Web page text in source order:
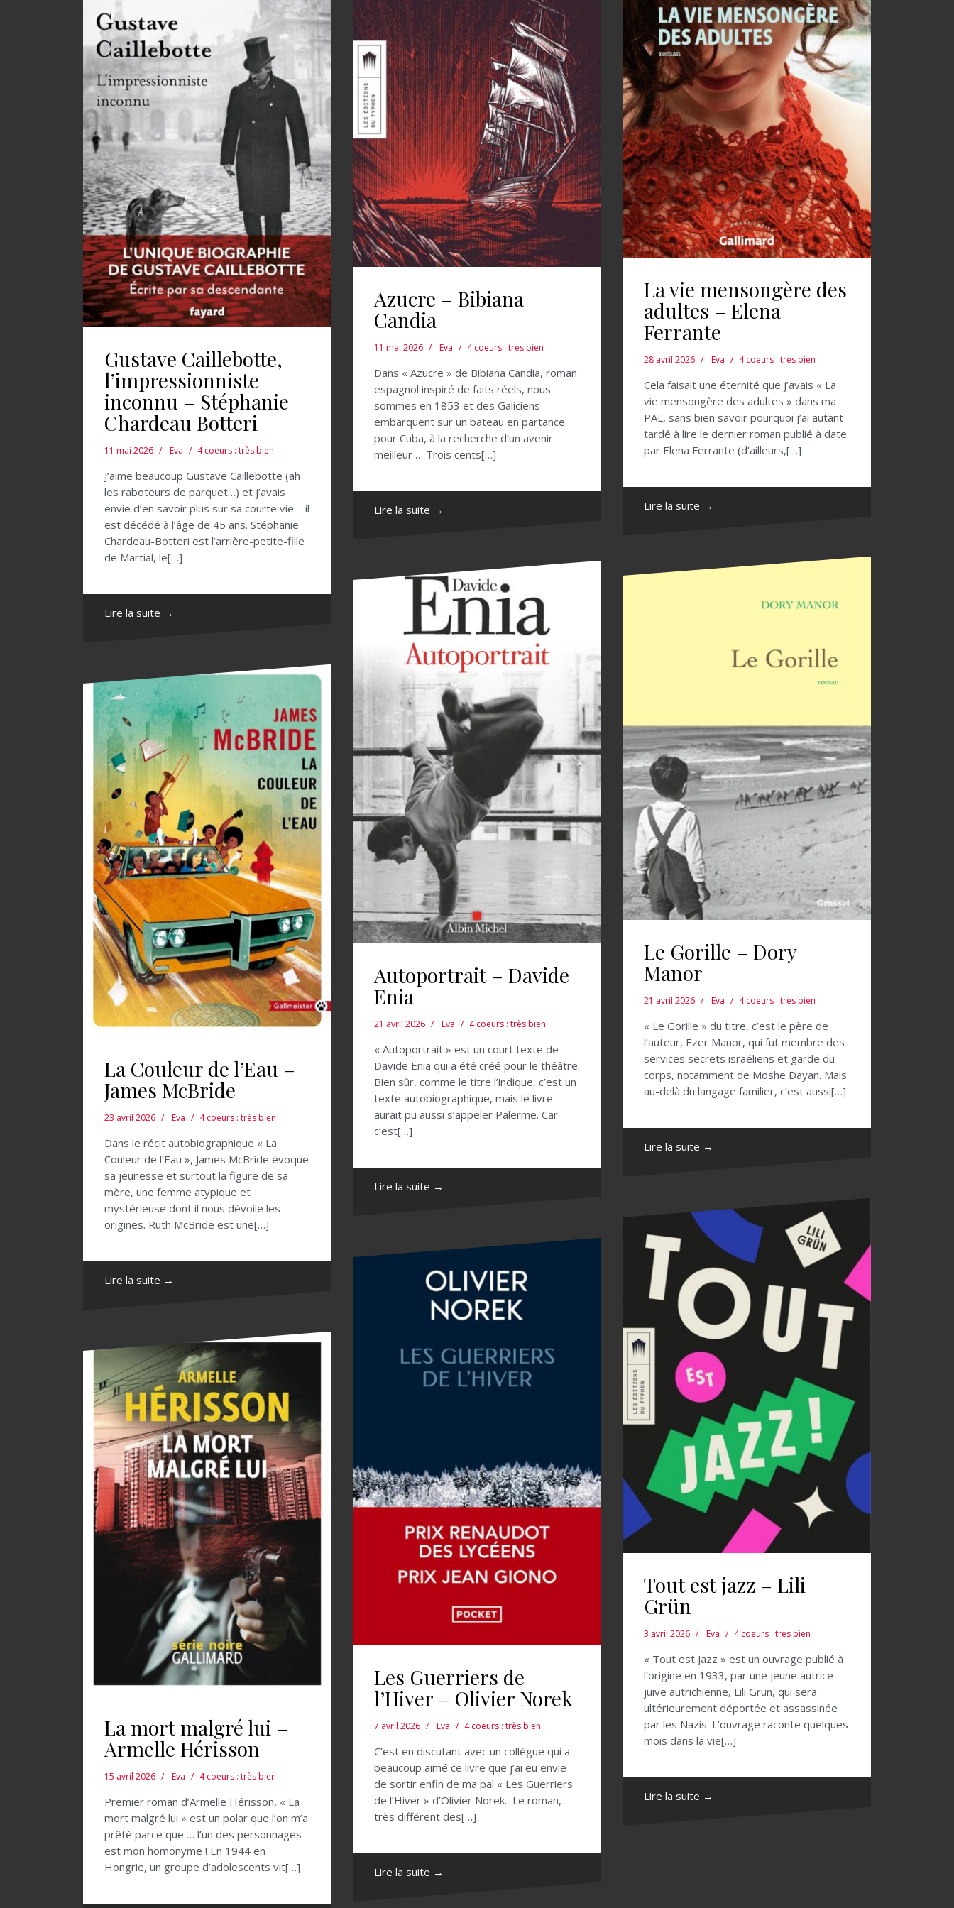
Gustave Caillebotte,
l’impressionniste
inconnu – Stéphanie
Chardeau Botteri
11 mai 2026 Eva 4 coeurs : très bien
J’aime beaucoup Gustave Caillebotte (ah
les raboteurs de parquet…) et j’avais
envie d’en savoir plus sur sa courte vie – il
est décédé à l’âge de 45 ans. Stéphanie
Chardeau-Botteri est l’arrière-petite-fille
de Martial, le[…]
Lire la suite →
Azucre – Bibiana
Candia
11 mai 2026 Eva 4 coeurs : très bien
Dans « Azucre » de Bibiana Candia, roman
espagnol inspiré de faits réels, nous
sommes en 1853 et des Galiciens
embarquent sur un bateau en partance
pour Cuba, à la recherche d’un avenir
meilleur … Trois cents[…]
Lire la suite →
La vie mensongère des
adultes – Elena
Ferrante
28 avril 2026 Eva 4 coeurs : très bien
Cela faisait une éternité que j’avais « La
vie mensongère des adultes » dans ma
PAL, sans bien savoir pourquoi j’ai autant
tardé à lire le dernier roman publié à date
par Elena Ferrante (d’ailleurs,[…]
Lire la suite →
La Couleur de l’Eau –
James McBride
23 avril 2026 Eva 4 coeurs : très bien
Dans le récit autobiographique « La
Couleur de l’Eau », James McBride évoque
sa jeunesse et surtout la figure de sa
mère, une femme atypique et
mystérieuse dont il nous dévoile les
origines. Ruth McBride est une[…]
Lire la suite →
Autoportrait – Davide
Enia
21 avril 2026 Eva 4 coeurs : très bien
« Autoportrait » est un court texte de
Davide Enia qui a été créé pour le théâtre.
Bien sûr, comme le titre l’indique, c’est un
texte autobiographique, mais le livre
aurait pu aussi s’appeler Palerme. Car
c’est[…]
Lire la suite →
Le Gorille – Dory
Manor
21 avril 2026 Eva 4 coeurs : très bien
« Le Gorille » du titre, c’est le père de
l’auteur, Ezer Manor, qui fut membre des
services secrets israéliens et garde du
corps, notamment de Moshe Dayan. Mais
au-delà du langage familier, c’est aussi[…]
Lire la suite →
La mort malgré lui –
Armelle Hérisson
15 avril 2026 Eva 4 coeurs : très bien
Premier roman d’Armelle Hérisson, « La
mort malgré lui » est un polar que l’on m’a
prêté parce que … l’un des personnages
est mon homonyme ! En 1944 en
Hongrie, un groupe d’adolescents vit[…]
Les Guerriers de
l’Hiver – Olivier Norek
7 avril 2026 Eva 4 coeurs : très bien
C’est en discutant avec un collègue qui a
beaucoup aimé ce livre que j’ai eu envie
de sortir enfin de ma pal « Les Guerriers
de l’Hiver » d’Olivier Norek. Le roman,
très différent des[…]
Lire la suite →
Tout est jazz – Lili
Grün
3 avril 2026 Eva 4 coeurs : très bien
« Tout est Jazz » est un ouvrage publié à
l’origine en 1933, par une jeune autrice
juive autrichienne, Lili Grün, qui sera
ultérieurement déportée et assassinée
par les Nazis. L’ouvrage raconte quelques
mois dans la vie[…]
Lire la suite →